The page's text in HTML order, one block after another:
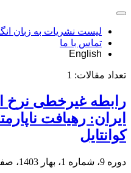
لیست نشریات به زبان
تماس با ما
English
تعداد مقالات: 1
رابطه غیرخطی نرخ
ایران: رهیافت
کوانتایل
دوره 9، شماره 1، بهار 1403، صفحه